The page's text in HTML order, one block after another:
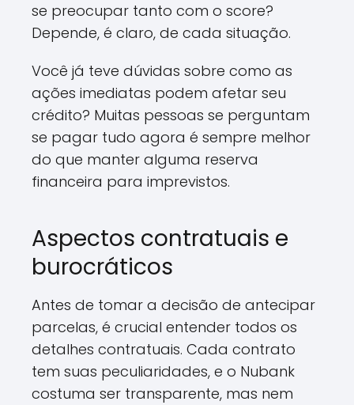
se preocupar tanto com o score?
Depende, é claro, de cada situação.
Você já teve dúvidas sobre como as
ações imediatas podem afetar seu
crédito? Muitas pessoas se perguntam
se pagar tudo agora é sempre melhor
do que manter alguma reserva
financeira para imprevistos.
Aspectos contratuais e
burocráticos
Antes de tomar a decisão de antecipar
parcelas, é crucial entender todos os
detalhes contratuais. Cada contrato
tem suas peculiaridades, e o Nubank
costuma ser transparente, mas nem